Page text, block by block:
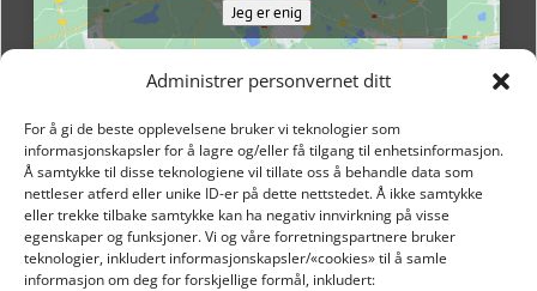
Administrer personvernet ditt
For å gi de beste opplevelsene bruker vi teknologier som
informasjonskapsler for å lagre og/eller få tilgang til enhetsinformasjon.
Å samtykke til disse teknologiene vil tillate oss å behandle data som
nettleser atferd eller unike ID-er på dette nettstedet. Å ikke samtykke
eller trekke tilbake samtykke kan ha negativ innvirkning på visse
egenskaper og funksjoner. Vi og våre forretningspartnere bruker
teknologier, inkludert informasjonskapsler/«cookies» til å samle
informasjon om deg for forskjellige formål, inkludert:
Jeg er enig